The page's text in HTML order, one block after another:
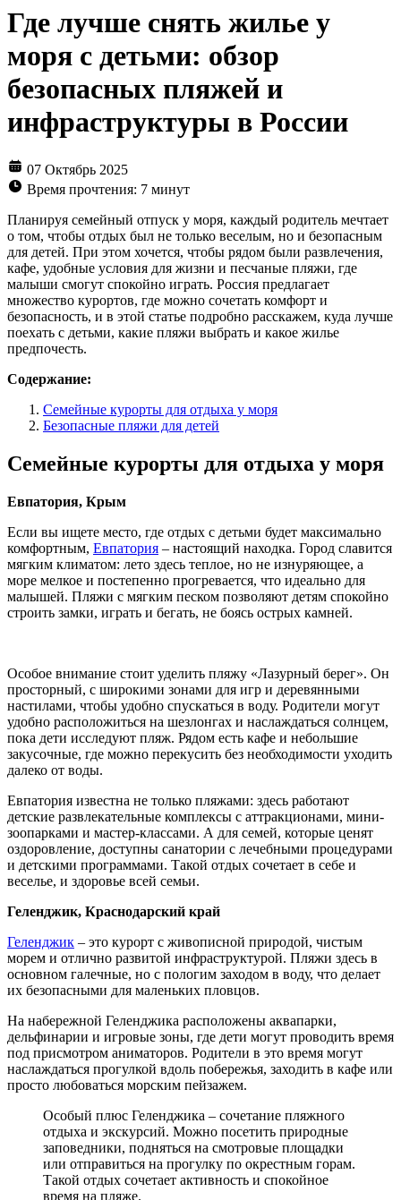
Где лучше снять жилье у
моря с детьми: обзор
безопасных пляжей и
инфраструктуры в России
07 Октябрь 2025
Время прочтения: 7 минут
Планируя семейный отпуск у моря, каждый родитель мечтает
о том, чтобы отдых был не только веселым, но и безопасным
для детей. При этом хочется, чтобы рядом были развлечения,
кафе, удобные условия для жизни и песчаные пляжи, где
малыши смогут спокойно играть. Россия предлагает
множество курортов, где можно сочетать комфорт и
безопасность, и в этой статье подробно расскажем, куда лучше
поехать с детьми, какие пляжи выбрать и какое жилье
предпочесть.
Содержание:
Семейные курорты для отдыха у моря
Безопасные пляжи для детей
Семейные курорты для отдыха у моря
Евпатория, Крым
Если вы ищете место, где отдых с детьми будет максимально
комфортным, Евпатория – настоящий находка. Город славится
мягким климатом: лето здесь теплое, но не изнуряющее, а
море мелкое и постепенно прогревается, что идеально для
малышей. Пляжи с мягким песком позволяют детям спокойно
строить замки, играть и бегать, не боясь острых камней.
Особое внимание стоит уделить пляжу «Лазурный берег». Он
просторный, с широкими зонами для игр и деревянными
настилами, чтобы удобно спускаться в воду. Родители могут
удобно расположиться на шезлонгах и наслаждаться солнцем,
пока дети исследуют пляж. Рядом есть кафе и небольшие
закусочные, где можно перекусить без необходимости уходить
далеко от воды.
Евпатория известна не только пляжами: здесь работают
детские развлекательные комплексы с аттракционами, мини-
зоопарками и мастер-классами. А для семей, которые ценят
оздоровление, доступны санатории с лечебными процедурами
и детскими программами. Такой отдых сочетает в себе и
веселье, и здоровье всей семьи.
Геленджик, Краснодарский край
Геленджик – это курорт с живописной природой, чистым
морем и отлично развитой инфраструктурой. Пляжи здесь в
основном галечные, но с пологим заходом в воду, что делает
их безопасными для маленьких пловцов.
На набережной Геленджика расположены аквапарки,
дельфинарии и игровые зоны, где дети могут проводить время
под присмотром аниматоров. Родители в это время могут
наслаждаться прогулкой вдоль побережья, заходить в кафе или
просто любоваться морским пейзажем.
Особый плюс Геленджика – сочетание пляжного
отдыха и экскурсий. Можно посетить природные
заповедники, подняться на смотровые площадки
или отправиться на прогулку по окрестным горам.
Такой отдых сочетает активность и спокойное
время на пляже.